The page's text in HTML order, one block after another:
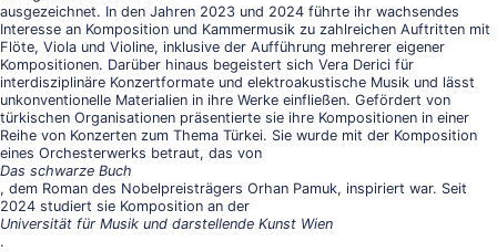
ausgezeichnet. In den Jahren 2023 und 2024 führte ihr wachsendes
Interesse an Komposition und Kammermusik zu zahlreichen Auftritten mit
Flöte, Viola und Violine, inklusive der Aufführung mehrerer eigener
Kompositionen. Darüber hinaus begeistert sich Vera Derici für
interdisziplinäre Konzertformate und elektroakustische Musik und lässt
unkonventionelle Materialien in ihre Werke einfließen. Gefördert von
türkischen Organisationen präsentierte sie ihre Kompositionen in einer
Reihe von Konzerten zum Thema Türkei. Sie wurde mit der Komposition
eines Orchesterwerks betraut, das von
Das schwarze Buch
, dem Roman des Nobelpreisträgers Orhan Pamuk, inspiriert war. Seit
2024 studiert sie Komposition an der
Universität für Musik und darstellende Kunst Wien
.